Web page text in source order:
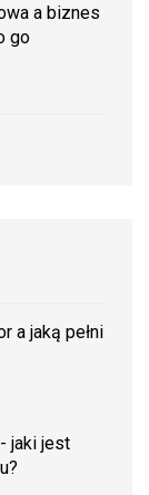
a biznes
go
a jaką pełni
jaki jest